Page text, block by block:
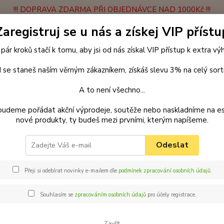
!!! DOPRAVA ZDARMA PŘI OBJEDNÁVCE NAD 1000Kč !!!
Vrácení zboží Obchodní podmínky Velkoobchodní spolupráce
Vodítko přepínací 3m
černo-oranžová
přepínací vodítko pro psy
ale
se u nás a získej VIP
kroků stačí k tomu, aby jsi od nás získal VIP přístup k extra
se staneš naším věrným zákazníkem, získáš slevu 3% na celý
A to není všechno...
pořádat akční výprodeje, soutěže nebo naskladníme na
nové produkty, ty budeš mezi prvními, kterým napíšeme.
Odeslat
Přeji si odebírat novinky e-mailem dle podmínek zpracování osobních údajů.
Souhlasím se zpracováním osobních údajůpro účely registrace.